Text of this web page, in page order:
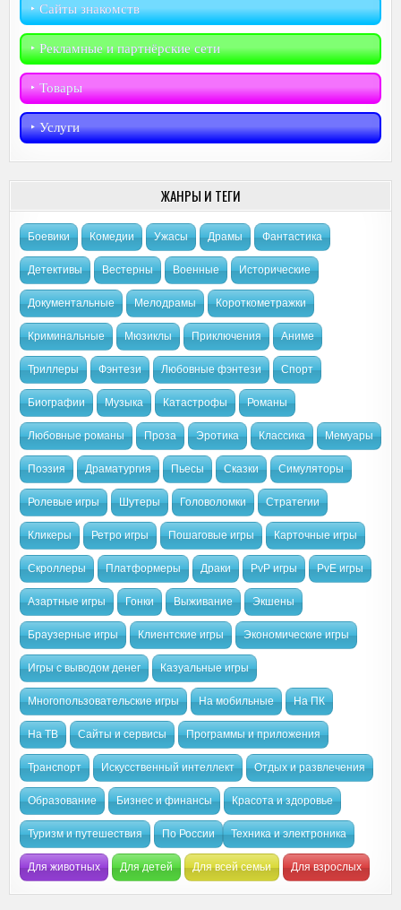
‣︎ Сайты знакомств
‣︎ Рекламные и партнёрские сети
‣︎ Товары
‣︎ Услуги
ЖАНРЫ И ТЕГИ
Боевики Комедии Ужасы Драмы Фантастика
Детективы Вестерны Военные Исторические
Документальные Мелодрамы Короткометражки
Криминальные Мюзиклы Приключения Аниме
Триллеры Фэнтези Любовные фэнтези Спорт
Биографии Музыка Катастрофы Романы
Любовные романы Проза Эротика Классика Мемуары
Поэзия Драматургия Пьесы Сказки Симуляторы
Ролевые игры Шутеры Головоломки Стратегии
Кликеры Ретро игры Пошаговые игры Карточные игры
Скроллеры Платформеры Драки PvP игры PvE игры
Азартные игры Гонки Выживание Экшены
Браузерные игры Клиентские игры Экономические игры
Игры с выводом денег Казуальные игры
Многопользовательские игры На мобильные На ПК
На ТВ Сайты и сервисы Программы и приложения
Транспорт Искусственный интеллект Отдых и развлечения
Образование Бизнес и финансы Красота и здоровье
Туризм и путешествия По России Техника и электроника
Для животных Для детей Для всей семьи Для взрослых